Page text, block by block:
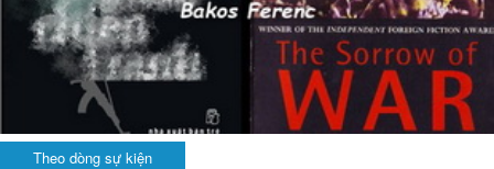
Theo dòng sự kiện